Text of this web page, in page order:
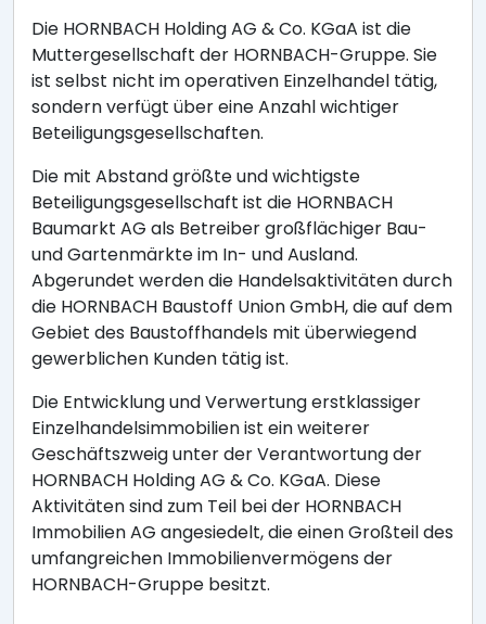
Die HORNBACH Holding AG & Co. KGaA ist die
Muttergesellschaft der HORNBACH-Gruppe. Sie
ist selbst nicht im operativen Einzelhandel tätig,
sondern verfügt über eine Anzahl wichtiger
Beteiligungsgesellschaften.
Die mit Abstand größte und wichtigste
Beteiligungsgesellschaft ist die HORNBACH
Baumarkt AG als Betreiber großflächiger Bau-
und Gartenmärkte im In- und Ausland.
Abgerundet werden die Handelsaktivitäten durch
die HORNBACH Baustoff Union GmbH, die auf dem
Gebiet des Baustoffhandels mit überwiegend
gewerblichen Kunden tätig ist.
Die Entwicklung und Verwertung erstklassiger
Einzelhandelsimmobilien ist ein weiterer
Geschäftszweig unter der Verantwortung der
HORNBACH Holding AG & Co. KGaA. Diese
Aktivitäten sind zum Teil bei der HORNBACH
Immobilien AG angesiedelt, die einen Großteil des
umfangreichen Immobilienvermögens der
HORNBACH-Gruppe besitzt.